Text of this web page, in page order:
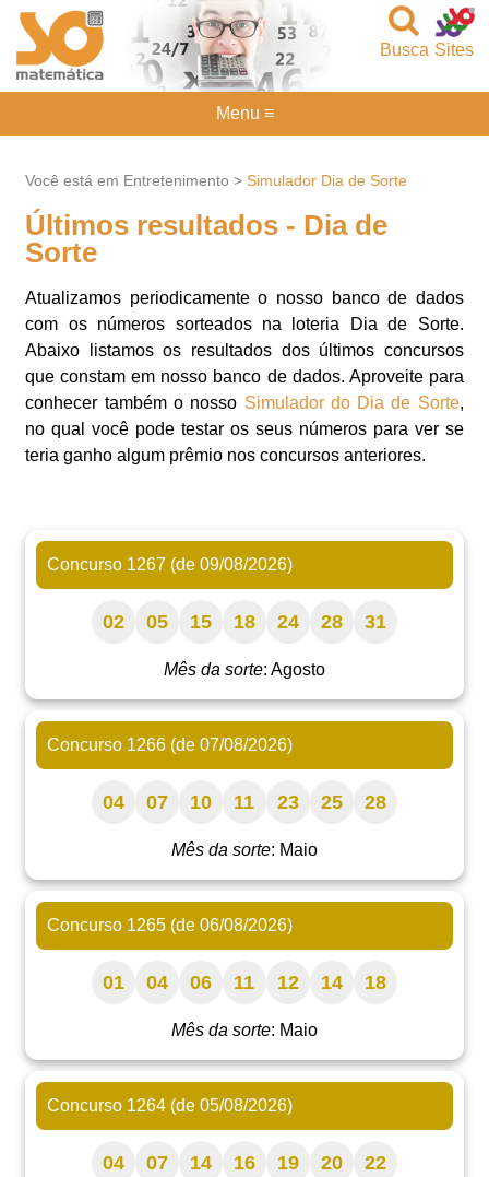
Sites
Busca
Você está em Entretenimento >Simulador Dia de Sorte
Últimos resultados - Dia de
Sorte
Atualizamos periodicamente o nosso banco de dados
com os números sorteados na loteria Dia de Sorte.
Abaixo listamos os resultados dos últimos concursos
que constam em nosso banco de dados. Aproveite para
conhecer também o nosso Simulador do Dia de Sorte,
no qual você pode testar os seus números para ver se
teria ganho algum prêmio nos concursos anteriores.
Concurso 1267 (de 09/08/2026)
02 05 15 18 24 28 31
Mês da sorte: Agosto
Concurso 1266 (de 07/08/2026)
04 07 10 11 23 25 28
Mês da sorte: Maio
Concurso 1265 (de 06/08/2026)
01 04 06 11 12 14 18
Mês da sorte: Maio
Concurso 1264 (de 05/08/2026)
04 07 14 16 19 20 22